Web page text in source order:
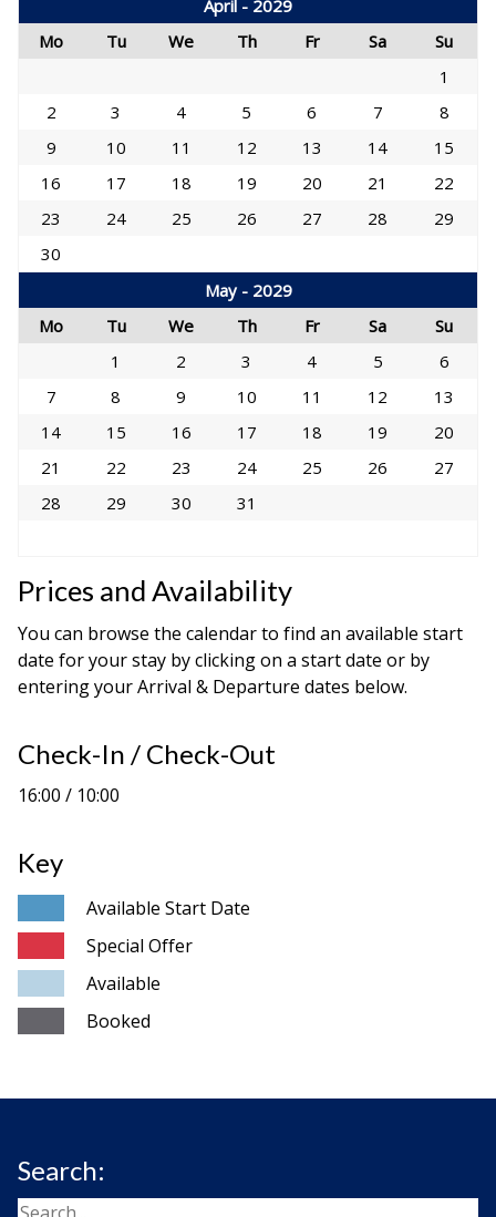
Prices and Availability
You can browse the calendar to find an available start
date for your stay by clicking on a start date or by
entering your Arrival & Departure dates below.
Check-In / Check-Out
16:00 / 10:00
Key
Available Start Date
Special Offer
Available
Booked
April - 2029
Mo
Tu We Th Fr Sa
Su
1
2
3 4 5 6 7
8
9
10 11 12 13 14
15
16
17 18 19 20 21
22
23
24 25 26 27 28
29
30
May - 2029
Mo
Tu We Th Fr Sa
Su
1
2 3 4 5
6
7
8 9 10 11 12
13
14
15 16 17 18 19
20
21
22 23 24 25 26
27
28
29 30 31
Search: